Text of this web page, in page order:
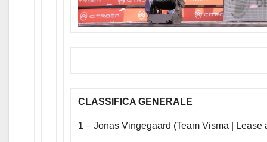
CLASSIFICA GENERALE
1 – Jonas Vingegaard (Team Visma | Lease